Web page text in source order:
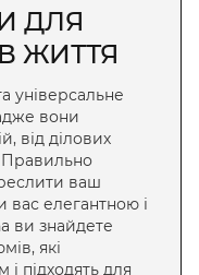
ДЛЯ
ЖИТТЯ
універсальне
вони
від ділових
Правильно
ваш
вас елегантною і
ви знайдете
, які
і підходять для